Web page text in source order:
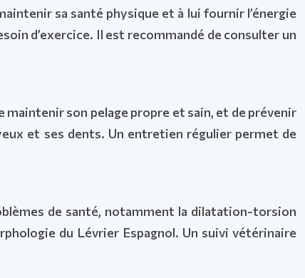
sa santé physique et à lui fournir l’énergie
d’exercice. Il est recommandé de consulter un
son pelage propre et sain, et de prévenir
et ses dents. Un entretien régulier permet de
de santé, notamment la dilatation-torsion
du Lévrier Espagnol. Un suivi vétérinaire